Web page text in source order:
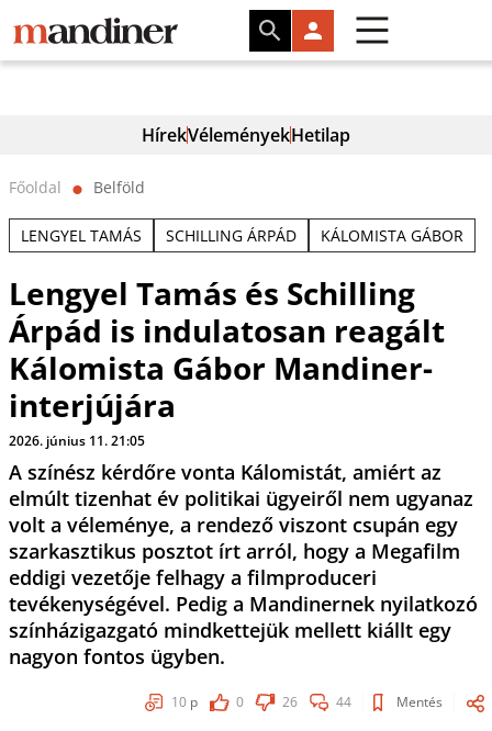
HírekVéleményekHetilap
Főoldal ⬤ Belföld
LENGYEL TAMÁS SCHILLING ÁRPÁD KÁLOMISTA GÁBOR
Lengyel Tamás és Schilling
Árpád is indulatosan reagált
Kálomista Gábor Mandiner-
interjújára
2026. június 11. 21:05
A színész kérdőre vonta Kálomistát, amiért az
elmúlt tizenhat év politikai ügyeiről nem ugyanaz
volt a véleménye, a rendező viszont csupán egy
szarkasztikus posztot írt arról, hogy a Megafilm
eddigi vezetője felhagy a filmproduceri
tevékenységével. Pedig a Mandinernek nyilatkozó
színházigazgató mindkettejük mellett kiállt egy
nagyon fontos ügyben.
10 p 0 26 44 Mentés